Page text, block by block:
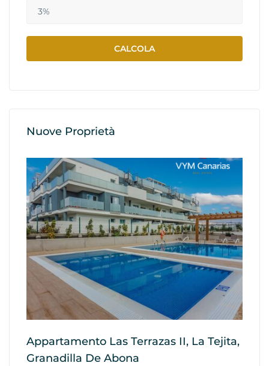
Nuove Proprietà
Appartamento Las Terrazas II, La Tejita,
Granadilla De Abona